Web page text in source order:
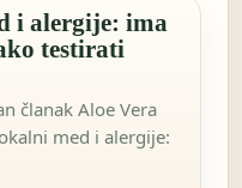
i alergije: ima
testirati
članak Aloe Vera
med i alergije: